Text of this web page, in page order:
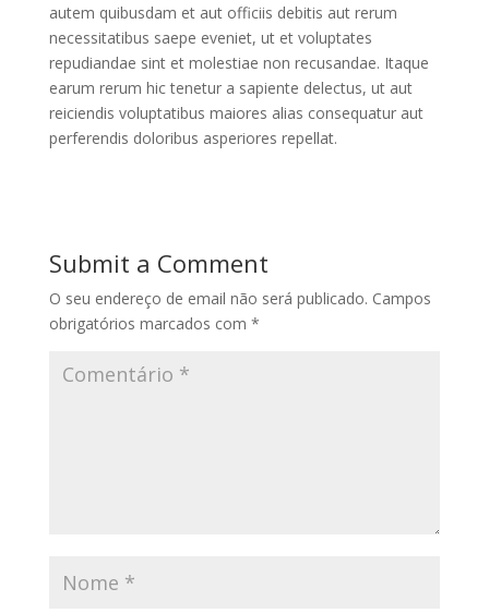
autem quibusdam et aut officiis debitis aut rerum
necessitatibus saepe eveniet, ut et voluptates
repudiandae sint et molestiae non recusandae. Itaque
earum rerum hic tenetur a sapiente delectus, ut aut
reiciendis voluptatibus maiores alias consequatur aut
perferendis doloribus asperiores repellat.
Submit a Comment
O seu endereço de email não será publicado. Campos
obrigatórios marcados com *